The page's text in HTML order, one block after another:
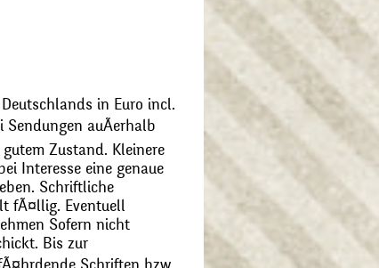
in Euro incl.
auÃerhalb
Zustand. Kleinere
Interesse eine genaue
Schriftliche
fÃ¤llig. Eventuell
Sofern nicht
Bis zur